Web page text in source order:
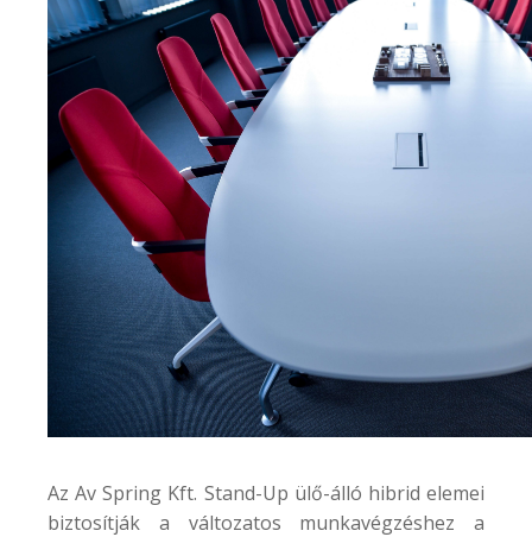
AzAv Spring Kft. Stand-Up ülő-álló hibrid elemei
biztosítják a változatos munkavégzéshez a